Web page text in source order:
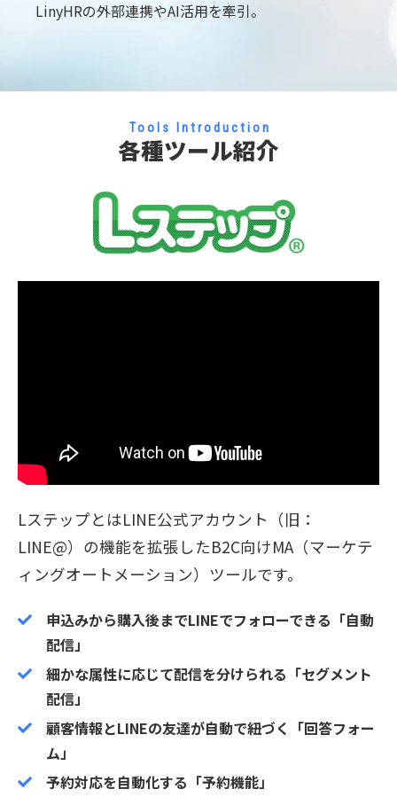
LinyHRの外部連携やAI活用を牽引。
Tools Introduction
各種ツール紹介
LステップとはLINE公式アカウント（旧：
LINE@）の機能を拡張したB2C向けMA（マーケテ
ィングオートメーション）ツールです。
申込みから購入後までLINEでフォローできる「自動
配信」
細かな属性に応じて配信を分けられる「セグメント
配信」
顧客情報とLINEの友達が自動で紐づく「回答フォー
ム」
予約対応を自動化する「予約機能」